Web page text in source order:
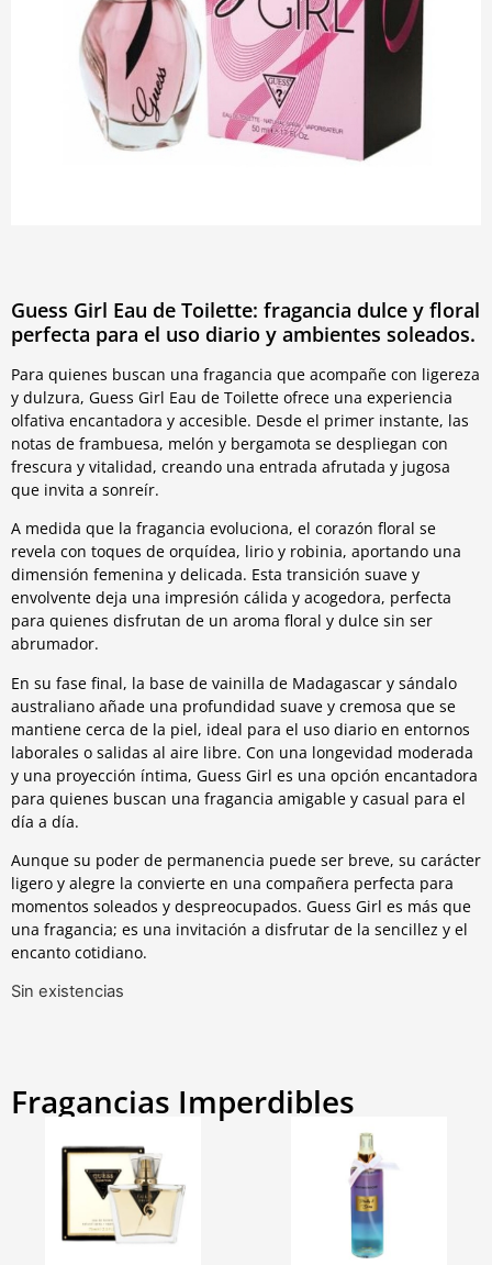
Guess Girl Eau de Toilette: fragancia dulce y floral
perfecta para el uso diario y ambientes soleados.
Para quienes buscan una fragancia que acompañe con ligereza
y dulzura, Guess Girl Eau de Toilette ofrece una experiencia
olfativa encantadora y accesible. Desde el primer instante, las
notas de frambuesa, melón y bergamota se despliegan con
frescura y vitalidad, creando una entrada afrutada y jugosa
que invita a sonreír.
A medida que la fragancia evoluciona, el corazón floral se
revela con toques de orquídea, lirio y robinia, aportando una
dimensión femenina y delicada. Esta transición suave y
envolvente deja una impresión cálida y acogedora, perfecta
para quienes disfrutan de un aroma floral y dulce sin ser
abrumador.
En su fase final, la base de vainilla de Madagascar y sándalo
australiano añade una profundidad suave y cremosa que se
mantiene cerca de la piel, ideal para el uso diario en entornos
laborales o salidas al aire libre. Con una longevidad moderada
y una proyección íntima, Guess Girl es una opción encantadora
para quienes buscan una fragancia amigable y casual para el
día a día.
Aunque su poder de permanencia puede ser breve, su carácter
ligero y alegre la convierte en una compañera perfecta para
momentos soleados y despreocupados. Guess Girl es más que
una fragancia; es una invitación a disfrutar de la sencillez y el
encanto cotidiano.
Sin existencias
Fragancias Imperdibles